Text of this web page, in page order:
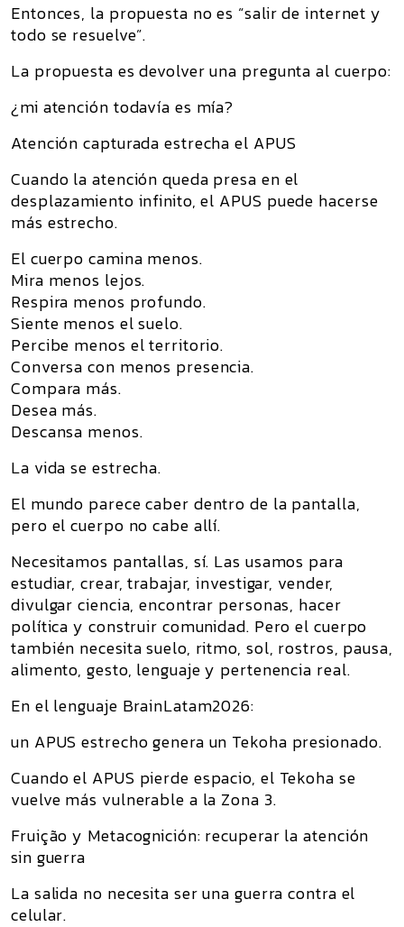
Entonces, la propuesta no es “salir de internet y
todo se resuelve”.
La propuesta es devolver una pregunta al cuerpo:
¿mi atención todavía es mía?
Atención capturada estrecha el APUS
Cuando la atención queda presa en el
desplazamiento infinito, el APUS puede hacerse
más estrecho.
El cuerpo camina menos.
Mira menos lejos.
Respira menos profundo.
Siente menos el suelo.
Percibe menos el territorio.
Conversa con menos presencia.
Compara más.
Desea más.
Descansa menos.
La vida se estrecha.
El mundo parece caber dentro de la pantalla,
pero el cuerpo no cabe allí.
Necesitamos pantallas, sí. Las usamos para
estudiar, crear, trabajar, investigar, vender,
divulgar ciencia, encontrar personas, hacer
política y construir comunidad. Pero el cuerpo
también necesita suelo, ritmo, sol, rostros, pausa,
alimento, gesto, lenguaje y pertenencia real.
En el lenguaje BrainLatam2026:
un APUS estrecho genera un Tekoha presionado.
Cuando el APUS pierde espacio, el Tekoha se
vuelve más vulnerable a la Zona 3.
Fruição y Metacognición: recuperar la atención
sin guerra
La salida no necesita ser una guerra contra el
celular.